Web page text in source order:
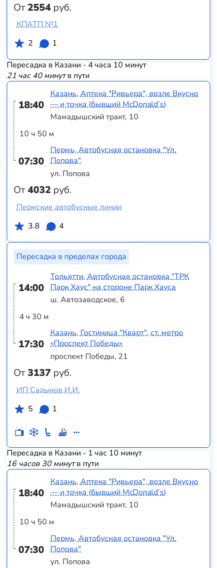
От2554 руб.
КПАТП №1
2
1
Пересадка в Казани - 4 часа 10 минут
21 час 40 минутв пути
18:40
10 ч 50 м
07:30
От4032 руб.
Казань, Аптека "Ривьера", возле Вкусно
— и точка (бывший McDonald’s)
Мамадышский тракт, 10
Пермь, Автобусная остановка "Ул.
Попова"
ул. Попова
Пермские автобусные линии
3.8
4
Пересадка в пределах города
14:00
4 ч 30 м
17:30
От3137 руб.
Тольятти, Автобусная остановка "ТРК
Парк Хаус" на стороне Парк Хауса
ш. Автозаводское, 6
Казань, Гостиница "Кварт", ст. метро
«Проспект Победы»
проспект Победы, 21
ИП Садыков И.И.
5
1
Пересадка в Казани - 1 час 10 минут
16 часов 30 минутв пути
18:40
10 ч 50 м
07:30
Казань, Аптека "Ривьера", возле Вкусно
— и точка (бывший McDonald’s)
Мамадышский тракт, 10
Пермь, Автобусная остановка "Ул.
Попова"
ул. Попова